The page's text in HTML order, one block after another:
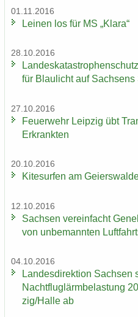
01.11.2016
Lei­nen los für MS „Klara“
28.10.2016
für Blau­licht auf Sach­sens
27.10.2016
Feu­er­wehr Leip­zig übt
Er­krank­ten
20.10.2016
Ki­te­sur­fen am
12.10.2016
Sach­sen ver­ein­facht
von un­be­mann­ten
04.10.2016
Lan­des­di­rek­ti­on Sach­sen
Nacht­flug­lärm­be­las­tung
zig/Halle ab